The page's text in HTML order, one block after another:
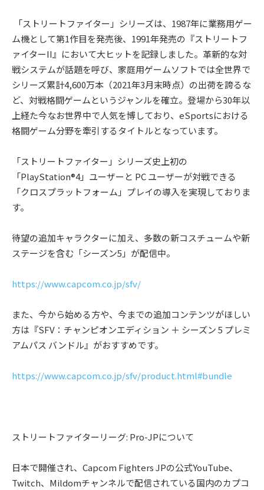
「ストリートファイター」シリーズは、1987年に業務⽤ゲー
ム機として第1作⽬を発売後、1991年発売の『ストリートフ
ァイターII』において⼤ヒットを記録しました。⾰新的な対
戦システムが話題を呼び、家庭⽤ゲームソフトでは全世界で
シリーズ累計4,600万本（2021年3⽉末時点）の出荷を誇るな
ど、対戦格闘ゲームというジャンルを確⽴。登場から30年以
上経た今なお世界中で⼈気を博しており、eSportsにおける
格闘ゲーム分野を牽引するタイトルとなっています。
「ストリートファイター」シリーズ史上初の
「PlayStation®4」ユーザーと PC ユーザーが対戦できる
「クロスプラットフォーム」プレイの導⼊を実現しておりま
す。
待望の追加キャラクターに加え、多数の新コスチュームや新
ステージを含む「シーズン5」が配信中。
https://www.capcom.co.jp/sfv/
また、今から始める⽅や、今までの追加コンテンツがほしい
⽅は『SFV：チャンピオンエディション ＋ シーズン 5 プレミ
アムパス バンドル』がおすすめです。
https://www.capcom.co.jp/sfv/product.html#bundle
ストリートファイターリーグ: Pro-JPについて
⽇本で開催され、Capcom Fighters JPの公式YouTube、
Twitch、Mildomチャンネルで配信されている国内のカプコ